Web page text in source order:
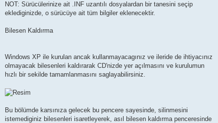
NOT: Sürücülerinize ait .INF uzantılı dosyalardan bir tanesini seçip
eklediginizde, o sürücüye ait tüm bilgiler eklenecektir.
Bilesen Kaldırma
Windows XP ile kurulan ancak kullanmayacagınız ve ileride de ihtiyacınız
olmayacak bilesenleri kaldırarak CD'nizde yer açılmasını ve kurulumun
hızlı bir sekilde tamamlanmasını saglayabilirsiniz.
Bu bölümde karsınıza gelecek bu pencere sayesinde, silinmesini
istemediginiz bilesenleri isaretleyerek, asıl bilesen kaldırma penceresinde